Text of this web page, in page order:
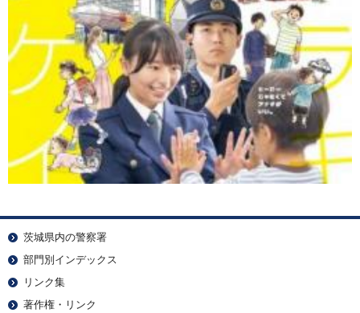
茨城県内の警察署
部門別インデックス
リンク集
著作権・リンク